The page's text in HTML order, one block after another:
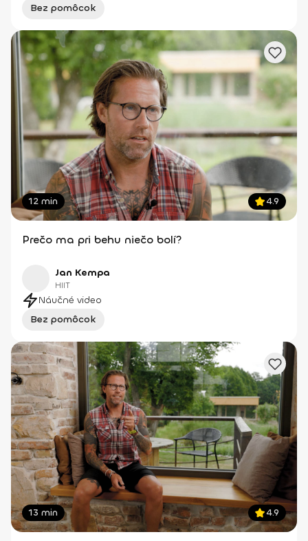
Bez pomôcok
12 min 4.9
Prečo ma pri behu niečo bolí?
Jan Kempa
HIIT
Náučné video
Bez pomôcok
13 min 4.9